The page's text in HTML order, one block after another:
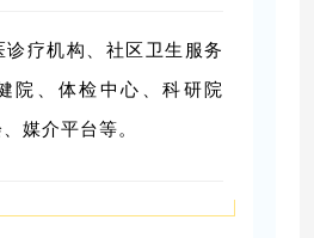
疗机构、社区卫生服务
院、体检中心、科研院
媒介平台等。